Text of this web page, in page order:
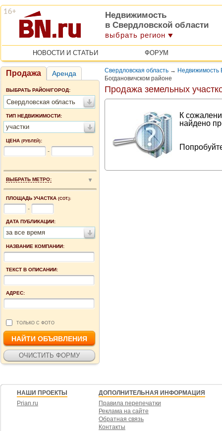
Недвижимость
в Свердловской области
выбрать регион
НОВОСТИ И СТАТЬИ ФОРУМ
Продажа Аренда
ВЫБРАТЬ РАЙОН/ГОРОД:
Свердловская область
ТИП НЕДВИЖИМОСТИ:
участки
ЦЕНА (РУБЛЕЙ):
-
ВЫБРАТЬ МЕТРО:
ПЛОЩАДЬ УЧАСТКА (СОТ.):
-
ДАТА ПУБЛИКАЦИИ:
за все время
НАЗВАНИЕ КОМПАНИИ:
ТЕКСТ В ОПИСАНИИ:
АДРЕС:
ТОЛЬКО С ФОТО
Свердловская область → Недвижимость
Богдановичском районе
Продажа земельных
К
найдено
НАШИ ПРОЕКТЫ
Prian.ru
ДОПОЛНИТЕЛЬНАЯ ИНФОРМАЦИЯ
Правила перепечатки
Реклама на сайте
Обратная связь
Контакты